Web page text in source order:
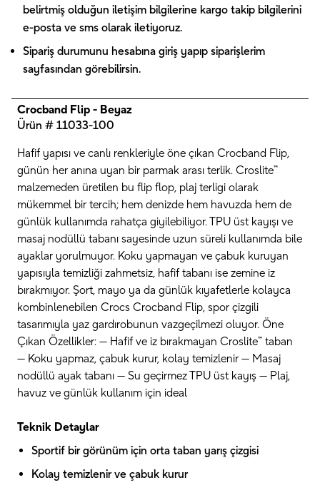
belirtmiş olduğun iletişim bilgilerine kargo takip bilgilerini
e-posta ve sms olarak iletiyoruz.
Sipariş durumunu hesabına giriş yapıp siparişlerim
sayfasından görebilirsin.
Crocband Flip - Beyaz
Ürün # 11033-100
Hafif yapısı ve canlı renkleriyle öne çıkan Crocband Flip,
günün her anına uyan bir parmak arası terlik. Croslite™
malzemeden üretilen bu flip flop, plaj terligi olarak
mükemmel bir tercih; hem denizde hem havuzda hem de
günlük kullanımda rahatça giyilebiliyor. TPU üst kayışı ve
masaj nodüllü tabanı sayesinde uzun süreli kullanımda bile
ayaklar yorulmuyor. Koku yapmayan ve çabuk kuruyan
yapısıyla temizliği zahmetsiz, hafif tabanı ise zemine iz
bırakmıyor. Şort, mayo ya da günlük kıyafetlerle kolayca
kombinlenebilen Crocs Crocband Flip, spor çizgili
tasarımıyla yaz gardırobunun vazgeçilmezi oluyor. Öne
Çıkan Özellikler: — Hafif ve iz bırakmayan Croslite™ taban
— Koku yapmaz, çabuk kurur, kolay temizlenir — Masaj
nodüllü ayak tabanı — Su geçirmez TPU üst kayış — Plaj,
havuz ve günlük kullanım için ideal
Teknik Detaylar
Sportif bir görünüm için orta taban yarış çizgisi
Kolay temizlenir ve çabuk kurur